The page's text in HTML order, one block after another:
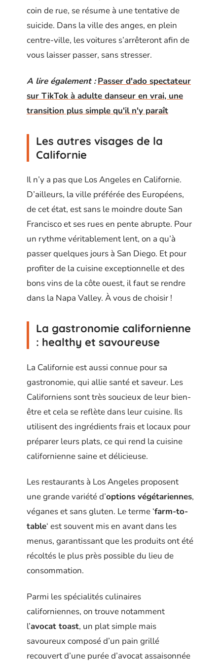
coin de rue, se résume à une tentative de
suicide. Dans la ville des anges, en plein
centre-ville, les voitures s’arrêteront afin de
vous laisser passer, sans stresser.
A lire également : Passer d'ado spectateur
sur TikTok à adulte danseur en vrai, une
transition plus simple qu'il n'y paraît
Les autres visages de la
Californie
Il n’y a pas que Los Angeles en Californie.
D’ailleurs, la ville préférée des Européens,
de cet état, est sans le moindre doute San
Francisco et ses rues en pente abrupte. Pour
un rythme véritablement lent, on a qu’à
passer quelques jours à San Diego. Et pour
profiter de la cuisine exceptionnelle et des
bons vins de la côte ouest, il faut se rendre
dans la Napa Valley. À vous de choisir !
La gastronomie californienne
: healthy et savoureuse
La Californie est aussi connue pour sa
gastronomie, qui allie santé et saveur. Les
Californiens sont très soucieux de leur bien-
être et cela se reflète dans leur cuisine. Ils
utilisent des ingrédients frais et locaux pour
préparer leurs plats, ce qui rend la cuisine
californienne saine et délicieuse.
Les restaurants à Los Angeles proposent
une grande variété d’options végétariennes,
véganes et sans gluten. Le terme ‘farm-to-
table‘ est souvent mis en avant dans les
menus, garantissant que les produits ont été
récoltés le plus près possible du lieu de
consommation.
Parmi les spécialités culinaires
californiennes, on trouve notamment
l’avocat toast, un plat simple mais
savoureux composé d’un pain grillé
recouvert d’une purée d’avocat assaisonnée